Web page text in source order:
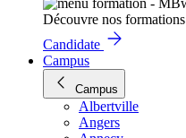
Découvre nos formations
Candidate
Campus
Campus
Albertville
Angers